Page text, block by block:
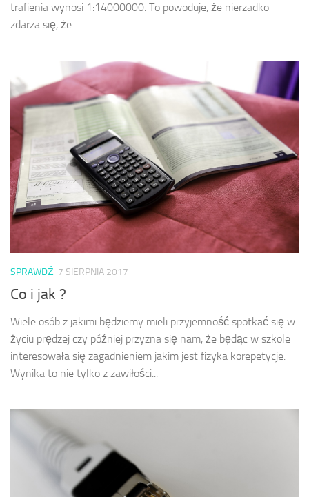
trafienia wynosi 1:14000000. To powoduje, że nierzadko
zdarza się, że...
SPRAWDŹ 7 SIERPNIA 2017
Co i jak ?
Wiele osób z jakimi będziemy mieli przyjemność spotkać się w
życiu prędzej czy później przyzna się nam, że będąc w szkole
interesowała się zagadnieniem jakim jest fizyka korepetycje.
Wynika to nie tylko z zawiłości...